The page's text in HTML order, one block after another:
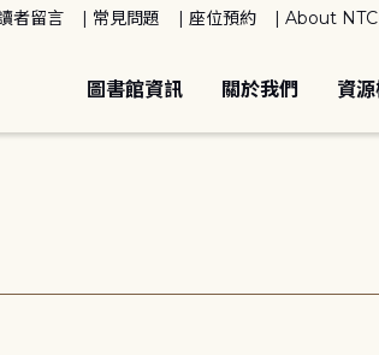
者留言 常見問題 座位預約 About
圖書館資訊 關於我們 資